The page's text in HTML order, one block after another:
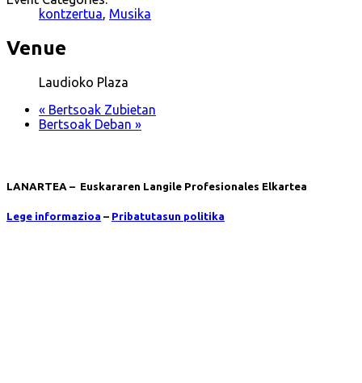
kontzertua Musika
Venue
Laudioko Plaza
« Bertsoak Zubietan
Bertsoak Deban »
LANARTEA – Euskararen Langile Profesionales Elkartea
Lege informazioa – Pribatutasun politika